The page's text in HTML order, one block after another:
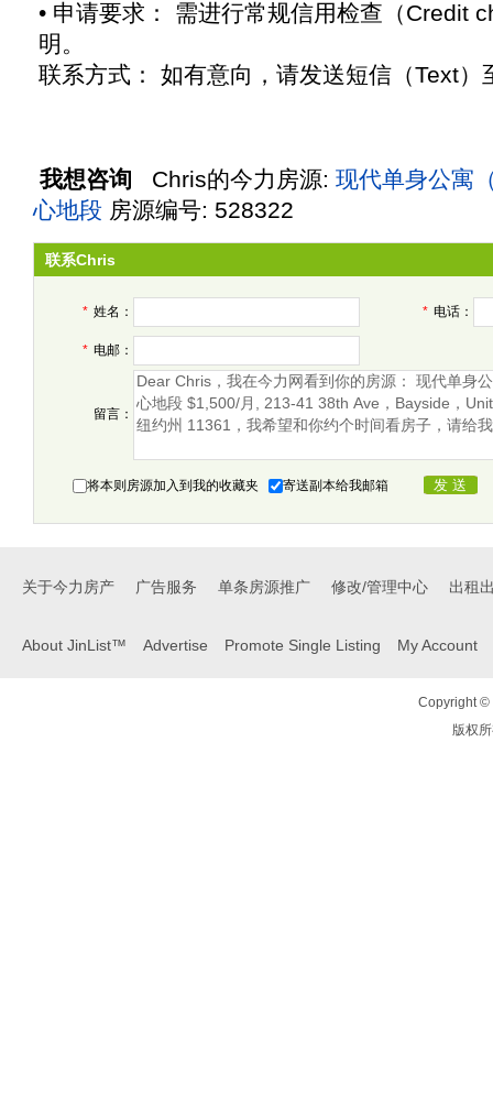
• 申请要求： 需进行常规信用检查（Credit
明。
联系方式： 如有意向，请发送短信（Text
我想咨询 Chris的今力房源: 现代单身公寓
心地段 房源编号: 528322
联系Chris
* 姓名： * 电话：
* 电邮：
留言：
将本则房源加入到我的收藏夹 寄送副本给我邮箱
关于今力房产 广告服务 单条房源推广 修改/管理中心 出租
About JinList™ Advertise Promote Single Listing My Account
Copyright ©
版权